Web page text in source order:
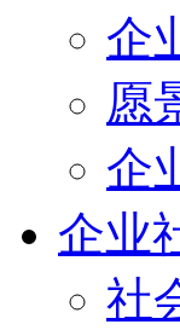
企
愿
企
企业
社